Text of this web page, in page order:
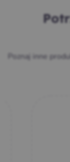
Poznaj inne